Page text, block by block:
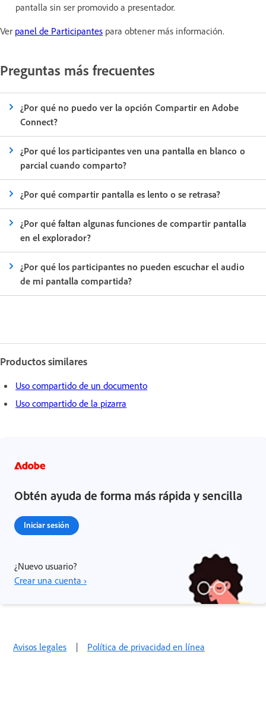
pantalla sin ser promovido a presentador.
Ver panel de Participantes para obtener más información.
Preguntas más frecuentes
¿Por qué no puedo ver la opción Compartir en Adobe
Connect?
¿Por qué los participantes ven una pantalla en blanco o
parcial cuando comparto?
¿Por qué compartir pantalla es lento o se retrasa?
¿Por qué faltan algunas funciones de compartir pantalla
en el explorador?
¿Por qué los participantes no pueden escuchar el audio
de mi pantalla compartida?
Productos similares
Uso compartido de un documento
Uso compartido de la pizarra
Obtén ayuda de forma más rápida y sencilla
Iniciar sesión
¿Nuevo usuario?
Crear una cuenta ›
Avisos legales | Política de privacidad en línea